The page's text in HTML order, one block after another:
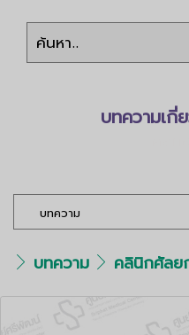
บทความเกี่
บทความ คลินิกศัลย